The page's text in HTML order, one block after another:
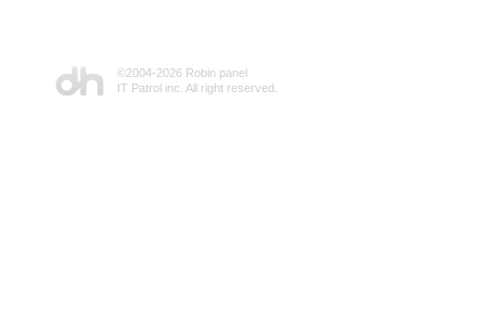
©2004-2026 Robin panel
IT Patrol inc. All right reserved.